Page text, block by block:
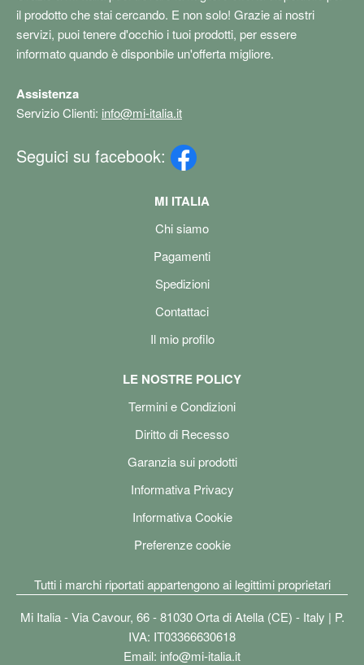
il prodotto che stai cercando. E non solo! Grazie ai nostri
servizi, puoi tenere d'occhio i tuoi prodotti, per essere
informato quando è disponbile un'offerta migliore.
Assistenza
Servizio Clienti: info@mi-italia.it
Seguici su facebook:
MI ITALIA
Chi siamo
Pagamenti
Spedizioni
Contattaci
Il mio profilo
LE NOSTRE POLICY
Termini e Condizioni
Diritto di Recesso
Garanzia sui prodotti
Informativa Privacy
Informativa Cookie
Preferenze cookie
Tutti i marchi riportati appartengono ai legittimi proprietari
Mi Italia - Via Cavour, 66 - 81030 Orta di Atella (CE) - Italy | P.
IVA: IT03366630618
Email: info@mi-italia.it